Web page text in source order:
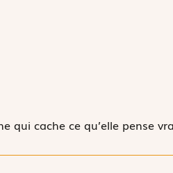
qui cache ce qu’elle pense